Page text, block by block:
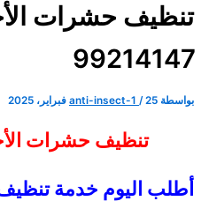
تنظيف حشرات
99214147
بواسطة anti-insect-1 /25 فبراير، 2025
تنظيف حشرات الأحمدي
أطلب اليوم خدمة